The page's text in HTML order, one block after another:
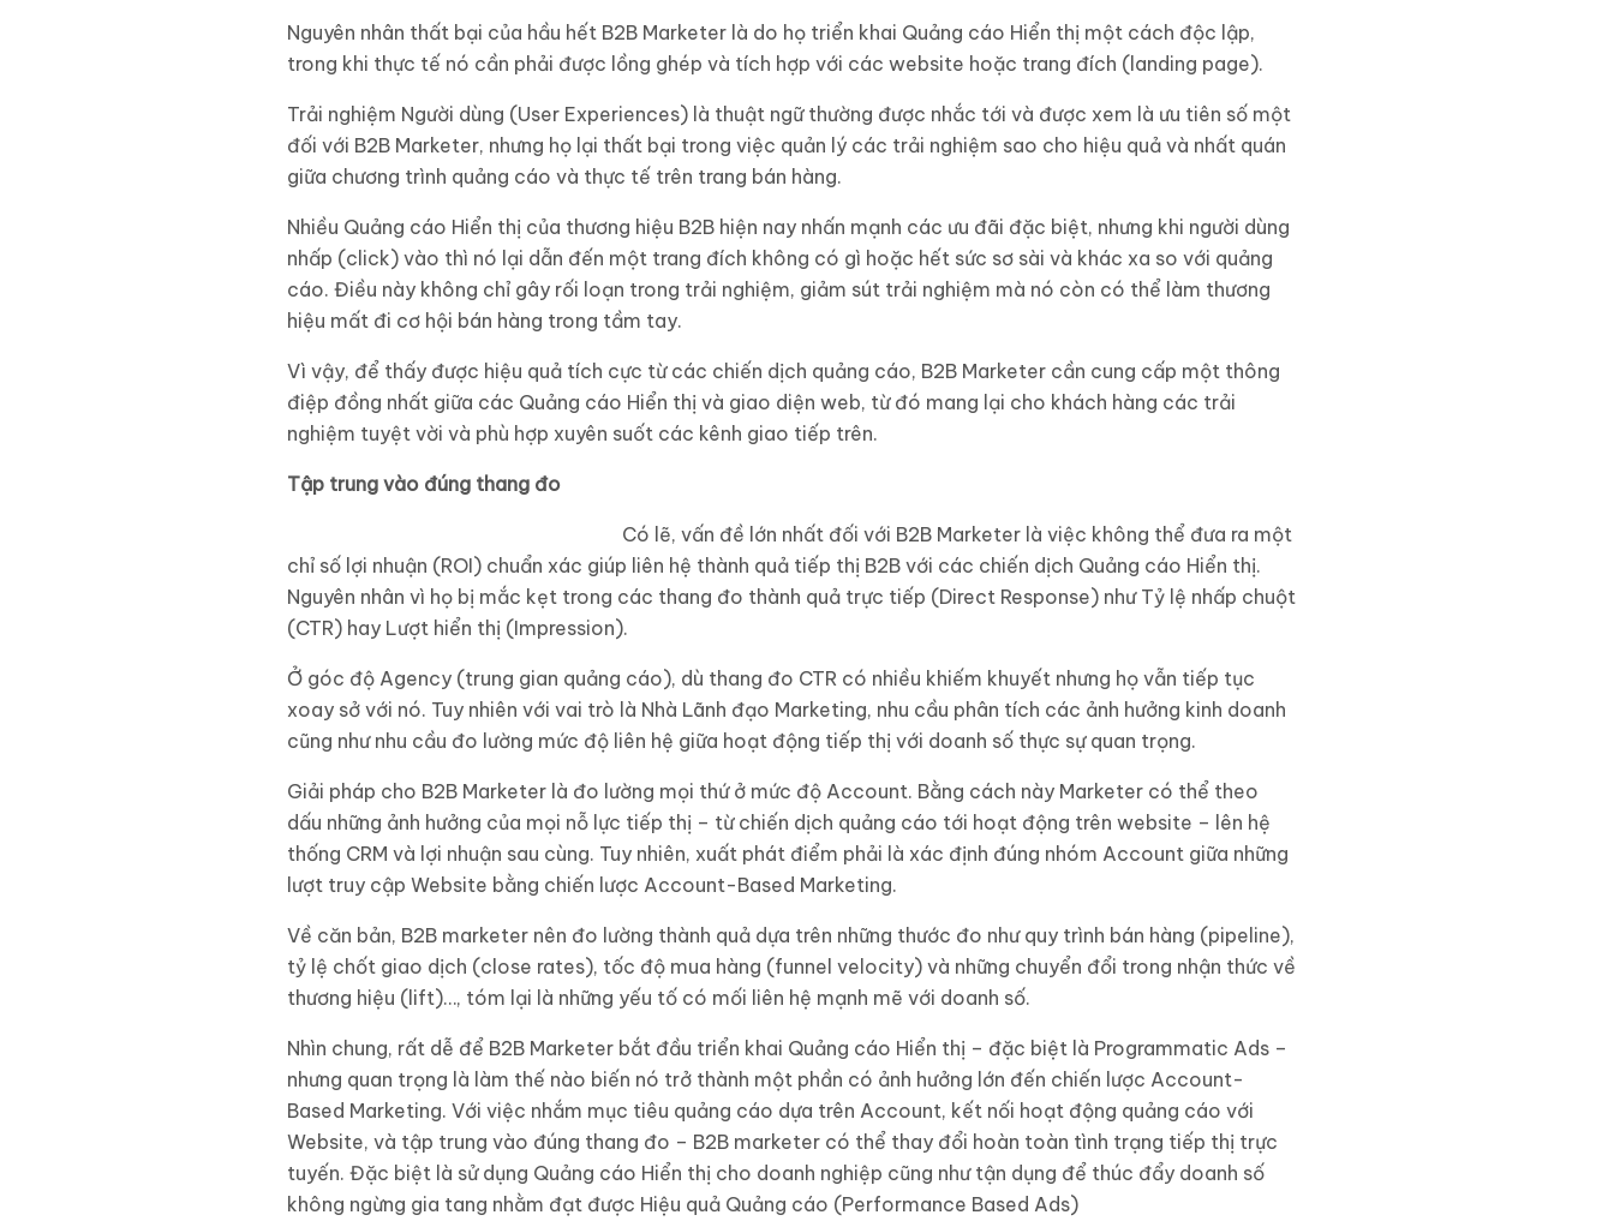
Nguyên nhân thất bại của hầu hết B2B Marketer là do họ triển khai Quảng cáo Hiển thị một cách độc lập,
trong khi thực tế nó cần phải được lồng ghép và tích hợp với các website hoặc trang đích (landing page).
Trải nghiệm Người dùng (User Experiences) là thuật ngữ thường được nhắc tới và được xem là ưu tiên số một
đối với B2B Marketer, nhưng họ lại thất bại trong việc quản lý các trải nghiệm sao cho hiệu quả và nhất quán
giữa chương trình quảng cáo và thực tế trên trang bán hàng.
Nhiều Quảng cáo Hiển thị của thương hiệu B2B hiện nay nhấn mạnh các ưu đãi đặc biệt, nhưng khi người dùng
nhấp (click) vào thì nó lại dẫn đến một trang đích không có gì hoặc hết sức sơ sài và khác xa so với quảng
cáo. Điều này không chỉ gây rối loạn trong trải nghiệm, giảm sút trải nghiệm mà nó còn có thể làm thương
hiệu mất đi cơ hội bán hàng trong tầm tay.
Vì vậy, để thấy được hiệu quả tích cực từ các chiến dịch quảng cáo, B2B Marketer cần cung cấp một thông
điệp đồng nhất giữa các Quảng cáo Hiển thị và giao diện web, từ đó mang lại cho khách hàng các trải
nghiệm tuyệt vời và phù hợp xuyên suốt các kênh giao tiếp trên.
Tập trung vào đúng thang đo
Có lẽ, vấn đề lớn nhất đối với B2B Marketer là việc không thể đưa ra một
chỉ số lợi nhuận (ROI) chuẩn xác giúp liên hệ thành quả tiếp thị B2B với các chiến dịch Quảng cáo Hiển thị.
Nguyên nhân vì họ bị mắc kẹt trong các thang đo thành quả trực tiếp (Direct Response) như Tỷ lệ nhấp chuột
(CTR) hay Lượt hiển thị (Impression).
Ở góc độ Agency (trung gian quảng cáo), dù thang đo CTR có nhiều khiếm khuyết nhưng họ vẫn tiếp tục
xoay sở với nó. Tuy nhiên với vai trò là Nhà Lãnh đạo Marketing, nhu cầu phân tích các ảnh hưởng kinh doanh
cũng như nhu cầu đo lường mức độ liên hệ giữa hoạt động tiếp thị với doanh số thực sự quan trọng.
Giải pháp cho B2B Marketer là đo lường mọi thứ ở mức độ Account. Bằng cách này Marketer có thể theo
dấu những ảnh hưởng của mọi nỗ lực tiếp thị – từ chiến dịch quảng cáo tới hoạt động trên website – lên hệ
thống CRM và lợi nhuận sau cùng. Tuy nhiên, xuất phát điểm phải là xác định đúng nhóm Account giữa những
lượt truy cập Website bằng chiến lược Account-Based Marketing.
Về căn bản, B2B marketer nên đo lường thành quả dựa trên những thước đo như quy trình bán hàng (pipeline),
tỷ lệ chốt giao dịch (close rates), tốc độ mua hàng (funnel velocity) và những chuyển đổi trong nhận thức về
thương hiệu (lift)…, tóm lại là những yếu tố có mối liên hệ mạnh mẽ với doanh số.
Nhìn chung, rất dễ để B2B Marketer bắt đầu triển khai Quảng cáo Hiển thị – đặc biệt là Programmatic Ads –
nhưng quan trọng là làm thế nào biến nó trở thành một phần có ảnh hưởng lớn đến chiến lược Account-
Based Marketing. Với việc nhắm mục tiêu quảng cáo dựa trên Account, kết nối hoạt động quảng cáo với
Website, và tập trung vào đúng thang đo – B2B marketer có thể thay đổi hoàn toàn tình trạng tiếp thị trực
tuyến. Đặc biệt là sử dụng Quảng cáo Hiển thị cho doanh nghiệp cũng như tận dụng để thúc đẩy doanh số
không ngừng gia tang nhằm đạt được Hiệu quả Quảng cáo (Performance Based Ads)